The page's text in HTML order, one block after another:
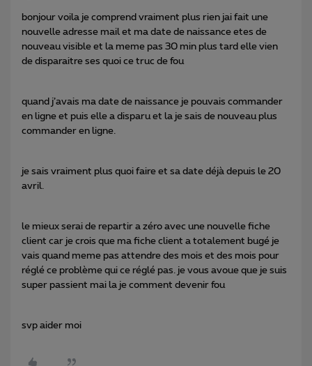
bonjour voila je comprend vraiment plus rien jai fait une
nouvelle adresse mail et ma date de naissance etes de
nouveau visible et la meme pas 30 min plus tard elle vien
de disparaitre ses quoi ce truc de fou
quand j’avais ma date de naissance je pouvais commander
en ligne et puis elle a disparu et la je sais de nouveau plus
commander en ligne.
je sais vraiment plus quoi faire et sa date déjà depuis le 20
avril.
le mieux serai de repartir a zéro avec une nouvelle fiche
client car je crois que ma fiche client a totalement bugé je
vais quand meme pas attendre des mois et des mois pour
réglé ce problème qui ce réglé pas. je vous avoue que je suis
super passient mai la je comment devenir fou
svp aider moi